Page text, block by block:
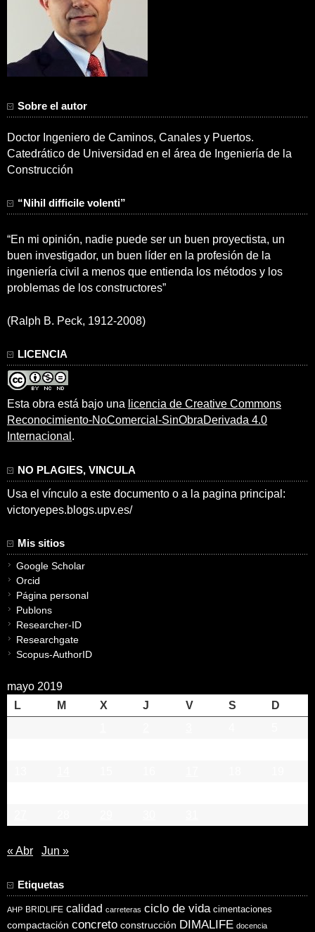
Sobre el autor
Doctor Ingeniero de Caminos, Canales y Puertos.
Catedrático de Universidad en el área de Ingeniería de la
Construcción
“Nihil difficile volenti”
“En mi opinión, nadie puede ser un buen proyectista, un
buen investigador, un buen líder en la profesión de la
ingeniería civil a menos que entienda los métodos y los
problemas de los constructores”
(Ralph B. Peck, 1912-2008)
LICENCIA
Esta obra está bajo una licencia de Creative Commons
Reconocimiento-NoComercial-SinObraDerivada 4.0
Internacional .
NO PLAGIES, VINCULA
Usa el vínculo a este documento o a la pagina principal:
victoryepes.blogs.upv.es/
Mis sitios
Google Scholar
Orcid
Página personal
Publons
Researcher-ID
Researchgate
Scopus-AuthorID
mayo 2019
L
M X J V S
D
« Abr Jun »
Etiquetas
AHP BRIDLIFE calidad carreteras ciclo de vida cimentaciones
compactación concreto construcción DIMALIFE docencia